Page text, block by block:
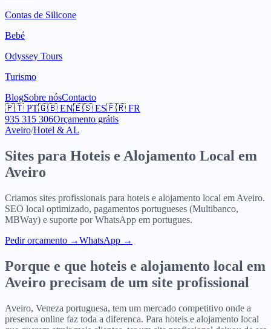
Contas de Silicone
Bebé
Odyssey Tours
Turismo
BlogSobre nósContacto
🇵🇹 PT🇬🇧 EN🇪🇸 ES🇫🇷 FR
935 315 306Orçamento grátis
Aveiro/Hotel & AL
Sites para Hoteis e Alojamento Local em
Aveiro
Criamos sites profissionais para hoteis e alojamento local em Aveiro.
SEO local optimizado, pagamentos portugueses (Multibanco,
MBWay) e suporte por WhatsApp em portugues.
Pedir orcamento →WhatsApp →
Porque e que hoteis e alojamento local em
Aveiro precisam de um site profissional
Aveiro, Veneza portuguesa, tem um mercado competitivo onde a
presenca online faz toda a diferenca. Para hoteis e alojamento local